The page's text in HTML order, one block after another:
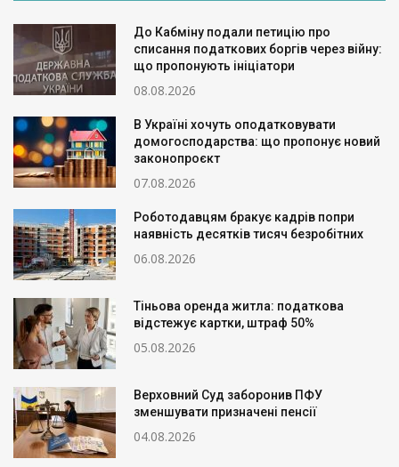
До Кабміну подали петицію про
списання податкових боргів через війну:
що пропонують ініціатори
08.08.2026
В Україні хочуть оподатковувати
домогосподарства: що пропонує новий
законопроєкт
07.08.2026
Роботодавцям бракує кадрів попри
наявність десятків тисяч безробітних
06.08.2026
Тіньова оренда житла: податкова
відстежує картки, штраф 50%
05.08.2026
Верховний Суд заборонив ПФУ
зменшувати призначені пенсії
04.08.2026